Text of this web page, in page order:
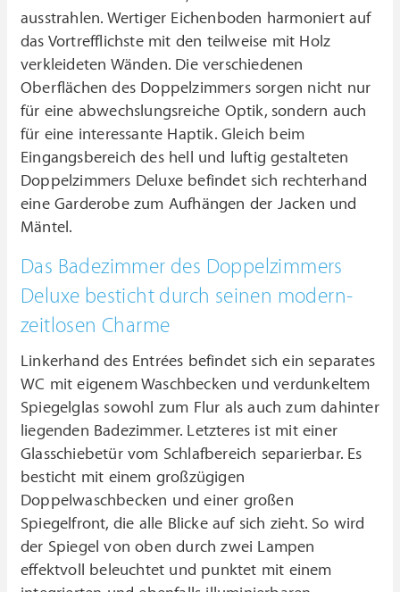
ausstrahlen. Wertiger Eichenboden harmoniert auf
das Vortrefflichste mit den teilweise mit Holz
verkleideten Wänden. Die verschiedenen
Oberflächen des Doppelzimmers sorgen nicht nur
für eine abwechslungsreiche Optik, sondern auch
für eine interessante Haptik. Gleich beim
Eingangsbereich des hell und luftig gestalteten
Doppelzimmers Deluxe befindet sich rechterhand
eine Garderobe zum Aufhängen der Jacken und
Mäntel.
Das Badezimmer des Doppelzimmers
Deluxe besticht durch seinen modern-
zeitlosen Charme
Linkerhand des Entrées befindet sich ein separates
WC mit eigenem Waschbecken und verdunkeltem
Spiegelglas sowohl zum Flur als auch zum dahinter
liegenden Badezimmer. Letzteres ist mit einer
Glasschiebetür vom Schlafbereich separierbar. Es
besticht mit einem großzügigen
Doppelwaschbecken und einer großen
Spiegelfront, die alle Blicke auf sich zieht. So wird
der Spiegel von oben durch zwei Lampen
effektvoll beleuchtet und punktet mit einem